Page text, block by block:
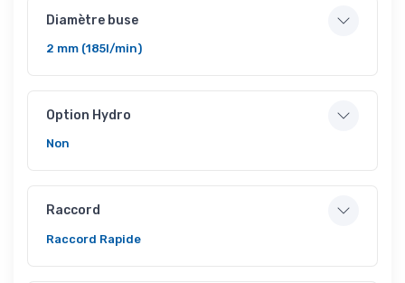
Diamètre buse
2 mm (185l/min)
Option Hydro
Non
Raccord
Raccord Rapide